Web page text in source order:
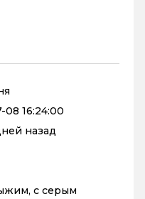
08 16:24:00
назад
с серым